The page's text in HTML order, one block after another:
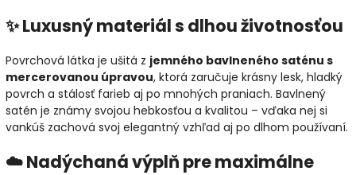
✨ Luxusný materiál s dlhou životnosťou
Povrchová látka je ušitá z jemného bavlneného saténu s
mercerovanou úpravou, ktorá zaručuje krásny lesk, hladký
povrch a stálosť farieb aj po mnohých praniach. Bavlnený
satén je známy svojou hebkosťou a kvalitou – vďaka nej si
vankúš zachová svoj elegantný vzhľad aj po dlhom používaní.
☁️ Nadýchaná výplň pre maximálne